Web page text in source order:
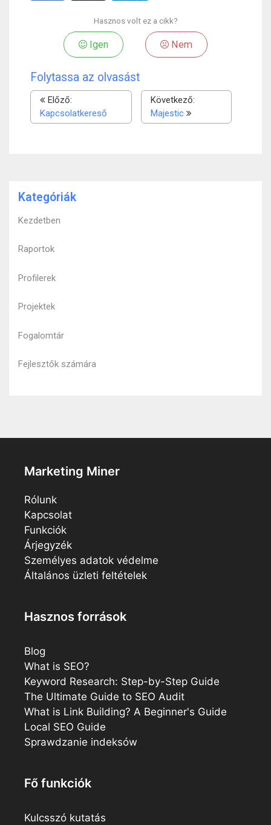
Hasznos volt ez a cikk?
Igen Nem
Folytassa az olvasást
Előző:
Kapcsolatkereső
Következő:
Majestic
Kategóriák
Kezdetben
Raportok
Profilerek
Projektek
Fogalomtár
Fejlesztők számára
Marketing Miner
Rólunk
Kapcsolat
Funkciók
Árjegyzék
Személyes adatok védelme
Általános üzleti feltételek
Hasznos források
Blog
What is SEO?
Keyword Research: Step-by-Step Guide
The Ultimate Guide to SEO Audit
What is Link Building? A Beginner's Guide
Local SEO Guide
Sprawdzanie indeksów
Fő funkciók
Kulcsszó kutatás